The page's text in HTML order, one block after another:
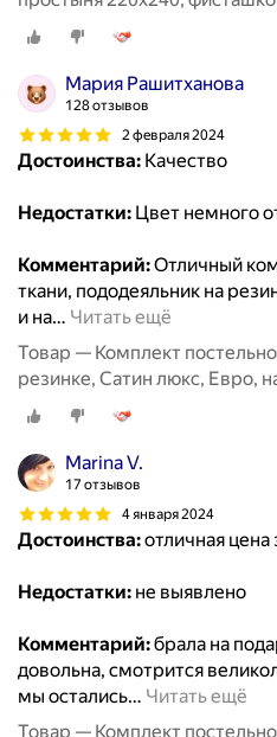
Мария Рашитханова
128 отзывов
2 февраля 2024
Достоинства: Качество
Недостатки: Цвет немного
Комментарий:Отличный
ткани, пододеяльник на
и на… Читать ещё
Товар — Комплект
резинке, Сатин люкс, Евро,
Marina V.
17 отзывов
4 января 2024
Достоинства:отличная цена
Недостатки: не выявлено
Комментарий:брала на
довольна, смотрится
мы остались… Читать ещё
Товар — Комплект